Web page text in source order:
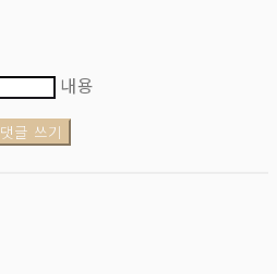
내용
댓글 쓰기